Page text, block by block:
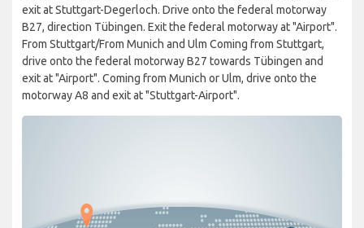
exit at Stuttgart-Degerloch. Drive onto the federal motorway
B27, direction Tübingen. Exit the federal motorway at "Airport".
From Stuttgart/From Munich and Ulm Coming from Stuttgart,
drive onto the federal motorway B27 towards Tübingen and
exit at "Airport". Coming from Munich or Ulm, drive onto the
motorway A8 and exit at "Stuttgart-Airport".